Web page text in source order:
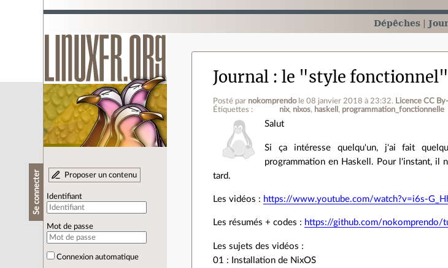
Dépêches
Se connecter Proposer un contenu
Identifiant
Mot de passe
Connexion automatique
Journal le "style fonctionnel"
Posté par nokomprendo le 08 janvier 2018 à 23:32. Licence CC
Étiquettes :
nix nixos haskell programmation_fonctionnelle
Salut
Si ça intéresse quelqu'un, j'ai fait
programmation en Haskell. Pour l'instant, il
tard.
Les vidéos : https://www.youtube.com/watch?v=i6s-
Les résumés + codes : https://github.com/nokomprendo/
Les sujets des vidéos :
01 : Installation de NixOS